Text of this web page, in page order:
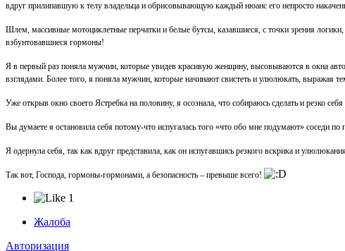
вдруг прилипавшую к телу владельца и обрисовывающую каждый нюанс его непросто
Шлем, массивные мотоциклетные перчатки и белые бутсы, казавшиеся, с точки зрения
взбунтовавшиеся гормоны!
Я в первый раз поняла мужчин, которые увидев красивую женщину, высовываются в окна
взглядами. Более того, я поняла мужчин, которые начинают свистеть и улюлюкать, выражая
Уже открыв окно своего Ястребка на половину, я осознала, что собираюсь сделать и резко
Вы думаете я остановила себя потому-что испугалась того «что обо мне подумают» соседи
Я одернула себя, так как вдруг представила, как он испугавшись резкого вскрика и
Так вот, Господа, гормоны-гормонами, а безопасность – превыше всего!
1
Жалоба
Авторизация